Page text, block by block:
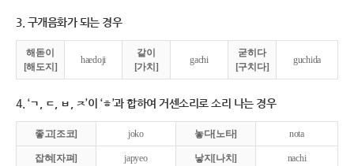
3. 구개음화가 되는 경우
해돋이
[해도지]
haedoji
같이
[가치]
gachi
굳히다
[구치다]
guchida
4. ‘ㄱ, ㄷ, ㅂ, ㅈ’이 ‘ㅎ’과 합하여 거센소리로 소리 나는 경우
좋고[조코] joko 놓다[노타] nota
잡혀[자펴] japyeo 낳지[나치] nachi